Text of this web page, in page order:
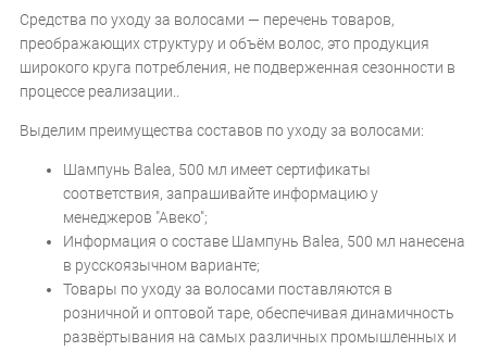
Средства по уходу за волосами — перечень товаров,
преображающих структуру и объём волос, это продукция
широкого круга потребления, не подверженная сезонности в
процессе реализации..
Выделим преимущества составов по уходу за волосами:
Шампунь Balea, 500 мл имеет сертификаты
соответствия, запрашивайте информацию у
менеджеров "Авеко";
Информация о составе Шампунь Balea, 500 мл нанесена
в русскоязычном варианте;
Товары по уходу за волосами поставляются в
розничной и оптовой таре, обеспечивая динамичность
развёртывания на самых различных промышленных и